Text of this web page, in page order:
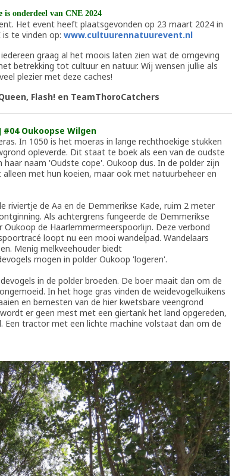
is onderdeel van CNE 2024
Het event heeft plaatsgevonden op 23 maart 2024 in
te vinden op: www.cultuurennatuurevent.nl
graag al het moois laten zien wat de omgeving
betrekking tot cultuur en natuur. Wij wensen jullie als
plezier met deze caches!
Flash! en TeamThoroCatchers
#04 Oukoopse Wilgen
In 1050 is het moeras in lange rechthoekige stukken
opleverde. Dit staat te boek als een van de oudste
naam 'Oudste cope'. Oukoop dus. In de polder zijn
met hun koeien, maar ook met natuurbeheer en
riviertje de Aa en de Demmerikse Kade, ruim 2 meter
Als achtergrens fungeerde de Demmerikse
Oukoop de Haarlemmermeerspoorlijn. Deze verbond
loopt nu een mooi wandelpad. Wandelaars
Menig melkveehouder biedt
mogen in polder Oukoop 'logeren'.
in de polder broeden. De boer maait dan om de
In het hoge gras vinden de weidevogelkuikens
en bemesten van de hier kwetsbare veengrond
er geen mest met een giertank het land opgereden,
Een tractor met een lichte machine volstaat dan om de